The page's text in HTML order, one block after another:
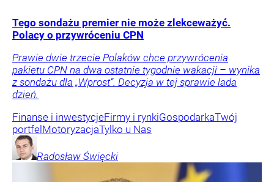
Tego sondażu premier nie może zlekceważyć.
Polacy o przywróceniu CPN
Prawie dwie trzecie Polaków chce przywrócenia
pakietu CPN na dwa ostatnie tygodnie wakacji – wynika
z sondażu dla „Wprost”. Decyzja w tej sprawie lada
dzień.
Finanse i inwestycjeFirmy i rynkiGospodarkaTwój
portfel MotoryzacjaTylko u Nas
Radosław Święcki